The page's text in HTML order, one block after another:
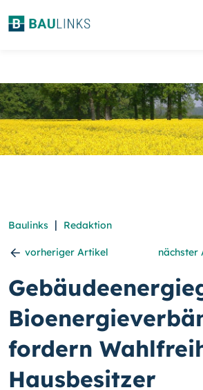
Baulinks | Redaktion
vorheriger Artikel nächster
fordern
Hausbesitzer